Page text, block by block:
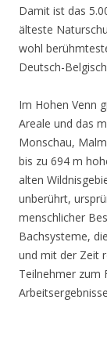
Damit ist das
älteste
wohl
Deutsch-
Im Hohen Venn
Areale und das
Monschau,
bis zu 694 m
alten
unberührt,
menschlicher
Bachsysteme,
und mit der Zeit
Teilnehmer zum